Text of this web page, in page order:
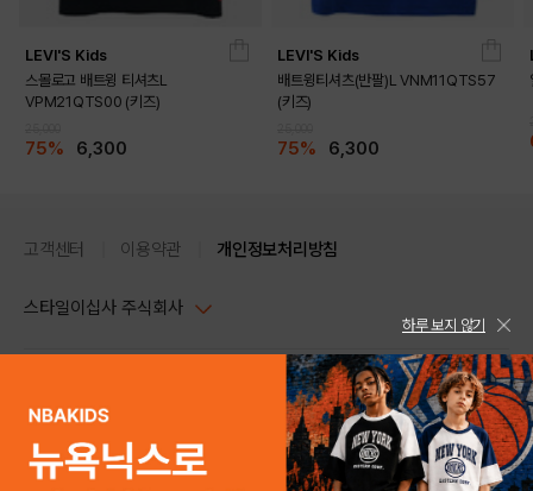
LEVI'S Kids
스몰로고 배트윙 티셔츠L
VPM21QTS00 (키즈)
75% 6,300
LEVI'S Kids
배트윙티셔츠(반팔)L VNM11QTS57
(키즈)
75% 6,300
고객센터 이용약관 개인정보처리방침
스타일이십사 주식회사
주소 : 서울시 강남구 논현로 633, 6층 (논현동, 한세엠케이빌딩)
사업자등록번호 : 116-81-32499
통신판매업신고번호 : 제 2024-서울강남-04239
스타일24 고객센터 1544-5336
평일 09:00~ 18:00 (토/일/공휴일 휴무)
help Email : help@style24.com
하루 보지 않기